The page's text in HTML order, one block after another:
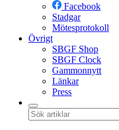
Facebook
Stadgar
Mötesprotokoll
Övrigt
SBGF Shop
SBGF Clock
Gammonnytt
Länkar
Press